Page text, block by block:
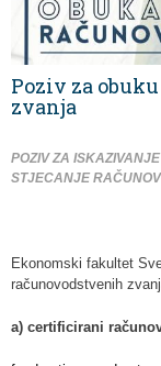
Poziv za
zvanja
POZIV ZA
STJECANJE
Ekonomski fakultet
računovodstvenih
a) certificirani